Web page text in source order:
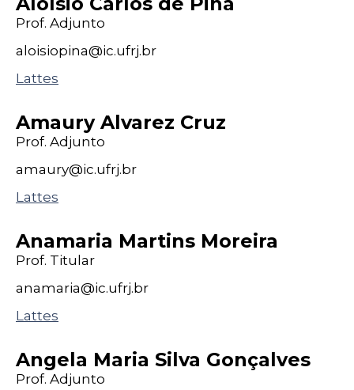
Prof. Adjunto
aloisiopina@ic.ufrj.br
Lattes
Amaury Alvarez Cruz
Prof. Adjunto
amaury@ic.ufrj.br
Lattes
Anamaria Martins Moreira
Prof. Titular
anamaria@ic.ufrj.br
Lattes
Angela Maria Silva Gonçalves
Prof. Adjunto